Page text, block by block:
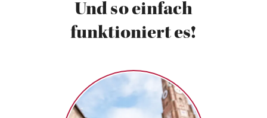
Und so einfach
funktioniert es!